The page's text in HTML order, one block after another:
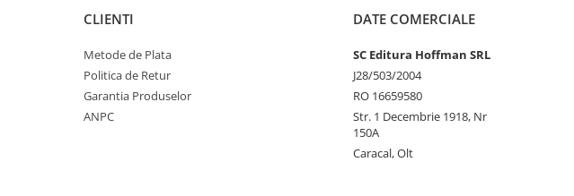
CLIENTI
Metode de Plata
Politica de Retur
Garantia Produselor
ANPC
DATE COMERCIALE
SC Editura Hoffman SRL
J28/503/2004
RO 16659580
Str. 1 Decembrie 1918, Nr
150A
Caracal, Olt